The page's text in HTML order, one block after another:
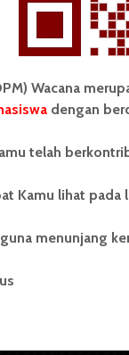
pers mahasiswa
mahasiswa
Utara (USU).
Mahasiswa
SUARA
1 Juli 1995.
Wacana
dengan
telah
Kamu lihat pada
menunjang